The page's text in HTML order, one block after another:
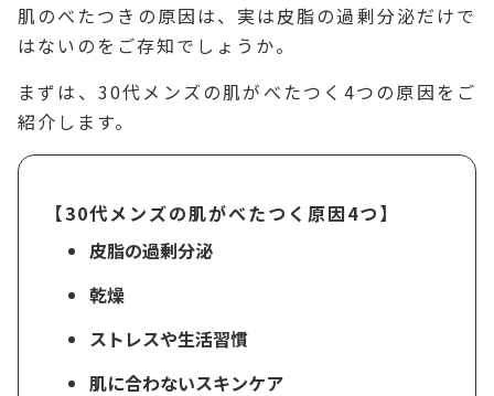
肌のべたつきの原因は、実は皮脂の過剰分泌だけで
はないのをご存知でしょうか。
まずは、30代メンズの肌がべたつく4つの原因をご
紹介します。
【30代メンズの肌がべたつく原因4つ】
皮脂の過剰分泌
乾燥
ストレスや生活習慣
肌に合わないスキンケア